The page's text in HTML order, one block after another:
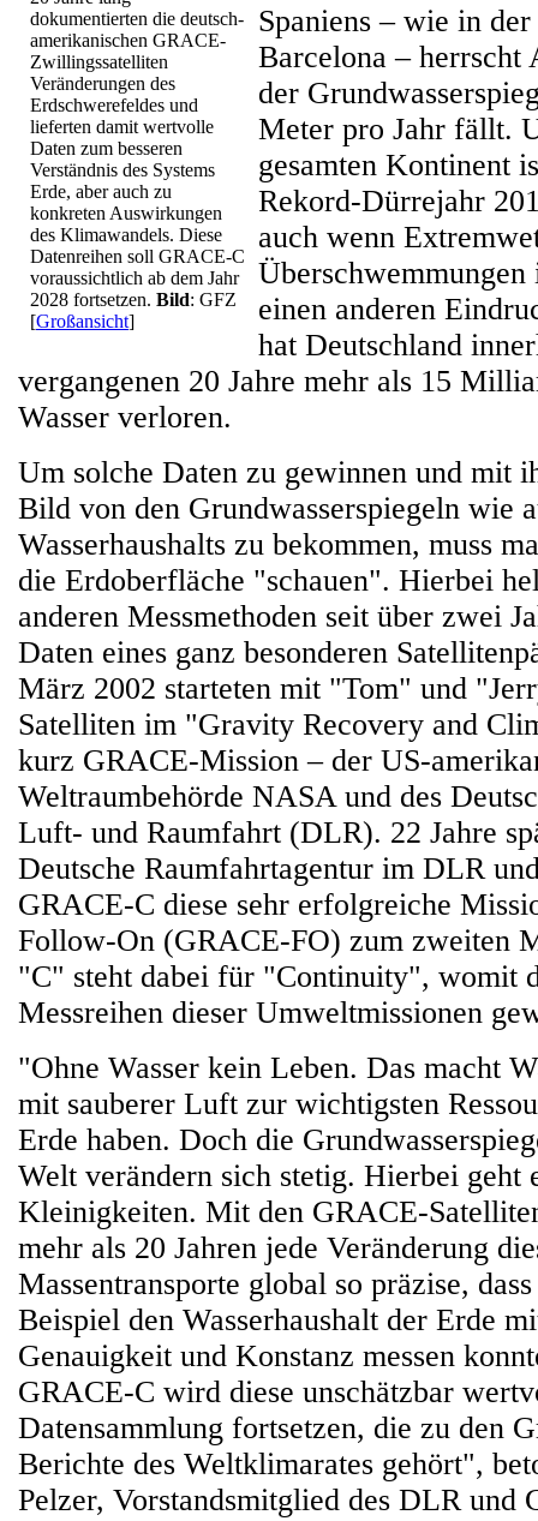
dokumentierten die deutsch-
amerikanischen GRACE-
Zwillingssatelliten
Veränderungen des
Erdschwerefeldes und
lieferten damit wertvolle
Daten zum besseren
Verständnis des Systems
Erde, aber auch zu
konkreten Auswirkungen
des Klimawandels. Diese
Datenreihen soll GRACE-C
voraussichtlich ab dem Jahr
2028 fortsetzen. Bild: GFZ
[Großansicht]
Spaniens – wie in
Barcelona – herrscht
der
Meter pro Jahr fällt.
gesamten Kontinent
Rekord-Dürrejahr
auch wenn
einen anderen
hat Deutschland
vergangenen 20 Jahre mehr als 15
Wasser verloren.
Um solche Daten zu gewinnen und mit
Bild von den Grundwasserspiegeln wie
Wasserhaushalts zu bekommen, muss
die Erdoberfläche "schauen". Hierbei
anderen Messmethoden seit über zwei
Daten eines ganz besonderen
März 2002 starteten mit "Tom" und
Satelliten im "Gravity Recovery and
kurz GRACE-Mission – der US-
Weltraumbehörde NASA und des
Luft- und Raumfahrt (DLR). 22 Jahre
Deutsche Raumfahrtagentur im DLR
GRACE-C diese sehr erfolgreiche
Follow-On (GRACE-FO) zum zweiten
"C" steht dabei für "Continuity", womit
Messreihen dieser Umweltmissionen
"Ohne Wasser kein Leben. Das macht
mit sauberer Luft zur wichtigsten
Erde haben. Doch die
Welt verändern sich stetig. Hierbei geht
Kleinigkeiten. Mit den GRACE-
mehr als 20 Jahren jede Veränderung
Massentransporte global so präzise,
Beispiel den Wasserhaushalt der Erde
Genauigkeit und Konstanz messen
GRACE-C wird diese unschätzbar
Datensammlung fortsetzen, die zu den
Berichte des Weltklimarates gehört",
Pelzer, Vorstandsmitglied des DLR und